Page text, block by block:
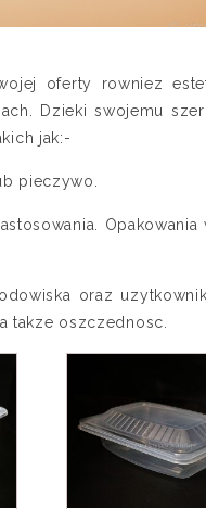
oferty rowniez
Dzieki swojemu
jak:-
pieczywo.
Opakowania
oraz
takze oszczednosc.